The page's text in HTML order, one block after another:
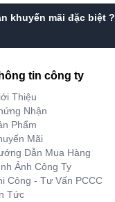
khuyến mãi đặc biệt ?
tin công ty
Thiệu
Nhận
Phẩm
Mãi
Dẫn Mua Hàng
Ảnh Công Ty
Công - Tư Vấn PCCC
Tức